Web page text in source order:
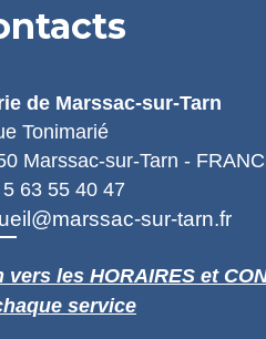
de Marssac-sur-Tarn
Tonimarié
Marssac-sur-Tarn -
63 55 40 47
sur-tarn.fr
vers les HORAIRES et
service